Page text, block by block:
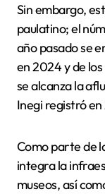
Sin embargo,
paulatino; el
año pasado se
en 2024 y de
se alcanza la
Inegi registró en
Como parte de
integra la
museos, así